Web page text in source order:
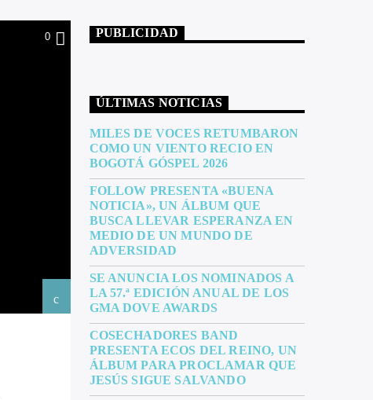
0 PUBLICIDAD
ÚLTIMAS NOTICIAS
MILES DE VOCES RETUMBARON
COMO UN VIENTO RECIO EN
BOGOTÁ GÓSPEL 2026
FOLLOW PRESENTA «BUENA
NOTICIA», UN ÁLBUM QUE
BUSCA LLEVAR ESPERANZA EN
MEDIO DE UN MUNDO DE
ADVERSIDAD
SE ANUNCIA LOS NOMINADOS A
LA 57.ª EDICIÓN ANUAL DE LOS
GMA DOVE AWARDS
COSECHADORES BAND
PRESENTA ECOS DEL REINO, UN
ÁLBUM PARA PROCLAMAR QUE
JESÚS SIGUE SALVANDO